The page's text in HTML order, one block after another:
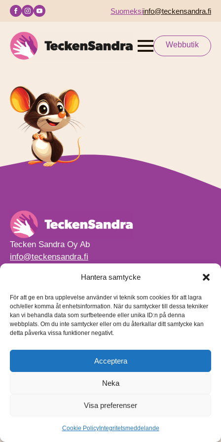
Hantera samtycke
För att ge en bra upplevelse använder vi teknik som cookies för att lagra
och/eller komma åt enhetsinformation. När du samtycker till dessa tekniker
kan vi behandla data som surfbeteende eller unika ID:n på denna
webbplats. Om du inte samtycker eller om du återkallar ditt samtycke kan
detta påverka vissa funktioner negativt.
Acceptera
Neka
Visa preferenser
Cookie PolicyIntegritetsmeddelande
Suomeksiinfo@teckensandra.fi
Webbutik
Tecken Sandra Oy Ab
info@teckensandra.fi
Vårt verksamhetsutrymme HÖRNAN ligger i Sibbo.
Torpvägen 9 B 13,
01150 Söderkulla
Beställnings- och leveransvillkor
Sekretesspolicy